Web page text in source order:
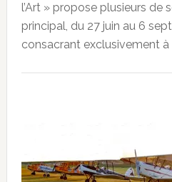
l’Art » propose plusieurs de
principal, du 27 juin au 6
consacrant exclusivement à